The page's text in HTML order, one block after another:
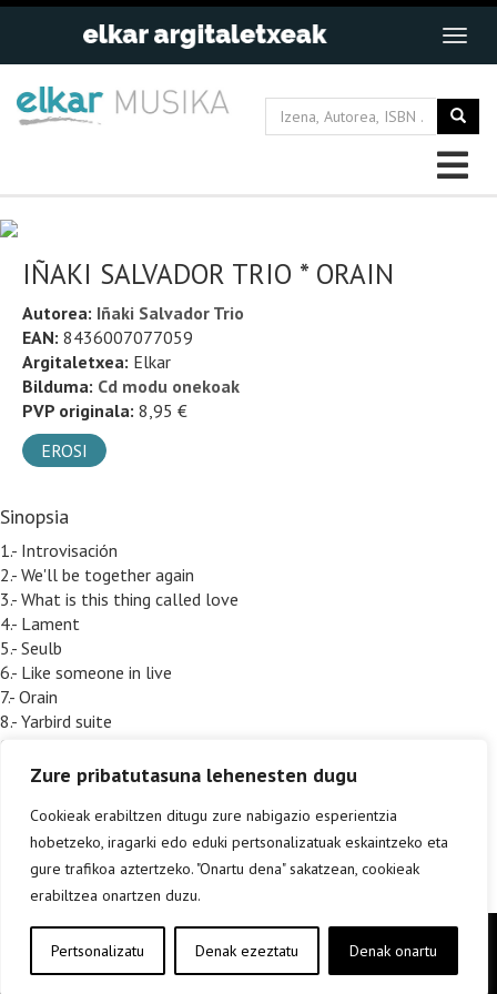
Zure pribatutasuna lehenesten dugu
Cookieak erabiltzen ditugu zure nabigazio esperientzia
hobetzeko, iragarki edo eduki pertsonalizatuak eskaintzeko eta
gure trafikoa aztertzeko. "Onartu dena" sakatzean, cookieak
erabiltzea onartzen duzu.
Pertsonalizatu Denak ezeztatu Denak onartu
IÑAKI SALVADOR TRIO * ORAIN
Autorea: Iñaki Salvador Trio
EAN: 8436007077059
Argitaletxea: Elkar
Bilduma: Cd modu onekoak
PVP originala: 8,95 €
EROSI
Sinopsia
1.- Introvisación
2.- We'll be together again
3.- What is this thing called love
4.- Lament
5.- Seulb
6.- Like someone in live
7.- Orain
8.- Yarbird suite
9.- Golde earning
Copyright © elkar Argitaletxeak 2019
Lege oharra
Cookie politika